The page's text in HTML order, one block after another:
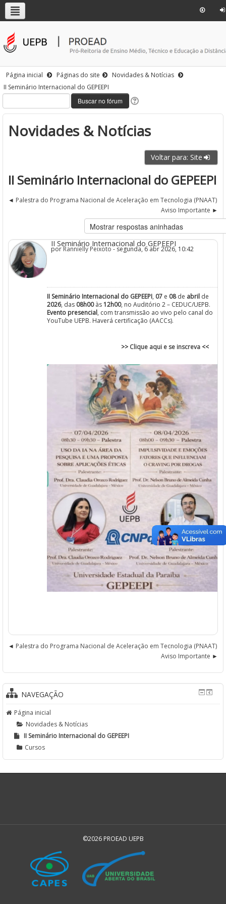
Página inicial Páginas do site
Novidades & Notícias
II Seminário Internacional do GEPEEPI
Novidades & Notícias
Voltar para: Site
II Seminário Internacional do GEPEEPI
Palestra do Programa Nacional de Aceleração em Tecnologia (PNAAT)
Aviso Importante
II Seminário Internacional do GEPEEPI
porRannielly Peixoto- segunda, 6 abr 2026, 10:42
II Seminário Internacional do GEPEEPI, 07 e 08de abril de
2026, das 08h00às12h00, no Auditório 2 – CEDUC/UEPB.
Evento presencial, com transmissão ao vivo pelo canal do
YouTube UEPB. Haverá certificação (AACCs).
>> Clique aqui e se inscreva <<
Palestra do Programa Nacional de Aceleração em Tecnologia (PNAAT)
Aviso Importante
NAVEGAÇÃO
Página inicial
Novidades & Notícias
II Seminário Internacional do GEPEEPI
Cursos
©2026 PROEAD UEPB